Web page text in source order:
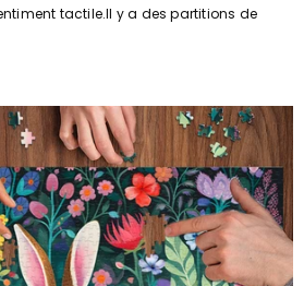
tactile.Il y a des partitions de